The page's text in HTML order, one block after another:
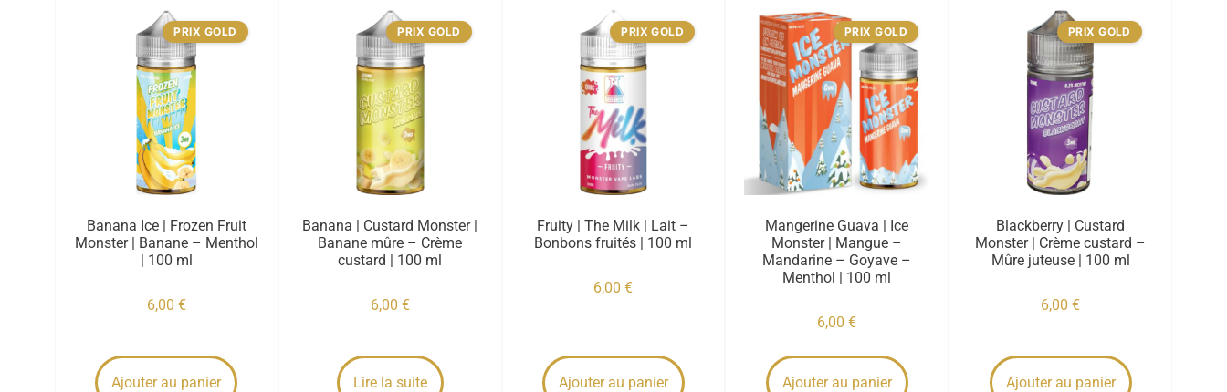
PRIX GOLD
Banana Ice | Frozen Fruit
Monster | Banane – Menthol
| 100 ml
6,00 €
Ajouter au panier
PRIX GOLD
Banana | Custard Monster |
Banane mûre – Crème
custard | 100 ml
6,00 €
Lire la suite
PRIX GOLD
Fruity | The Milk | Lait –
Bonbons fruités | 100 ml
6,00€
Ajouter au panier
PRIX GOLD
Mangerine Guava | Ice
Monster | Mangue –
Mandarine – Goyave –
Menthol | 100 ml
6,00€
Ajouter au panier
PRIX GOLD
Blackberry | Custard
Monster | Crème custard –
Mûre juteuse | 100 ml
6,00€
Ajouter au panier